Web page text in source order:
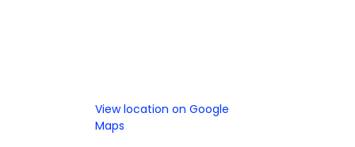
View location on Google
Maps